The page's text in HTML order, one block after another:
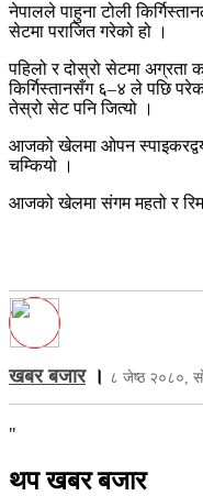
नेपालले पाहुना टोली
सेटमा पराजित गरेको हो ।
पहिलो र दोस्रो सेटमा अग्रता
किर्गिस्तानसँग ६–४ ले पछि
तेस्रो सेट पनि जित्यो ।
आजको खेलमा ओपन स्पाइकरद्वय
चम्कियो ।
आजको खेलमा संगम महतो र
खबर बजार। ८ जेष्ठ २०८०,
"
थप खबर बजार